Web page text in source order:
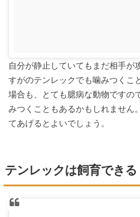
自分が静止していてもまだ相手が
すがのテンレックでも噛みつくこ
場合も、とても臆病な動物ですの
みつくこともあるかもしれません
てあげるとよいでしょう。
テンレックは飼育できる